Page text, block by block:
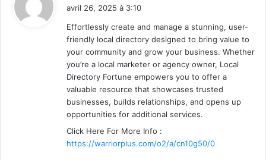
:
avril 26, 2025 à 3:10
Effortlessly create and manage a stunning, user-
friendly local directory designed to bring value to
your community and grow your business. Whether
you’re a local marketer or agency owner, Local
Directory Fortune empowers you to offer a
valuable resource that showcases trusted
businesses, builds relationships, and opens up
opportunities for additional services.
Click Here For More Info :
https://warriorplus.com/o2/a/cn10g50/0